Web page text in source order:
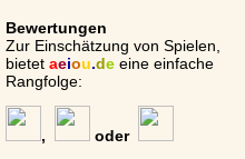
Bewertungen
Zur Einschätzung von Spielen,
bietet aeiou.de eine einfache
Rangfolge:
,
oder